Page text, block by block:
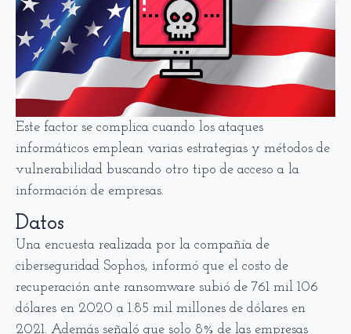
Este factor se complica cuando los ataques
informáticos emplean varias estrategias y métodos de
vulnerabilidad buscando otro tipo de acceso a la
información de empresas.
Datos
Una encuesta realizada por la compañía de
ciberseguridad Sophos, informó que el costo de
recuperación ante ransomware subió de 761 mil 106
dólares en 2020 a 1.85 mil millones de dólares en
2021. Además señaló que solo 8% de las empresas